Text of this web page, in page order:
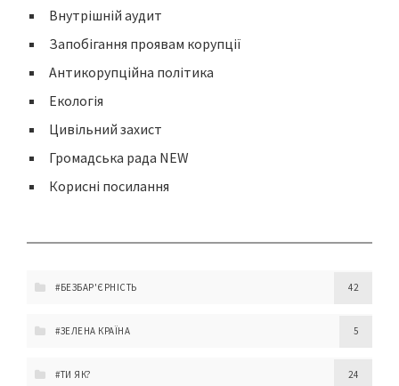
Внутрішній аудит
Запобігання проявам корупції
Антикорупційна політика
Екологія
Цивільний захист
Громадська рада NEW
Корисні посилання
#БЕЗБАР'ЄРНІСТЬ 42
#ЗЕЛЕНА КРАЇНА 5
#ТИ ЯК? 24